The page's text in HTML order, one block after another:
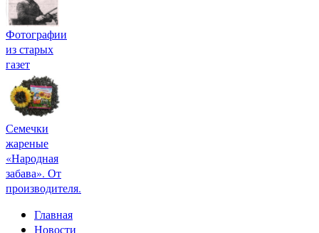
Фотографии
из старых
газет
Семечки
жареные
«Народная
забава». От
производителя.
Главная
Новости